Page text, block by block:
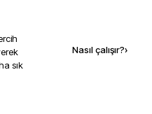
sık
Nasıl çalışır?›